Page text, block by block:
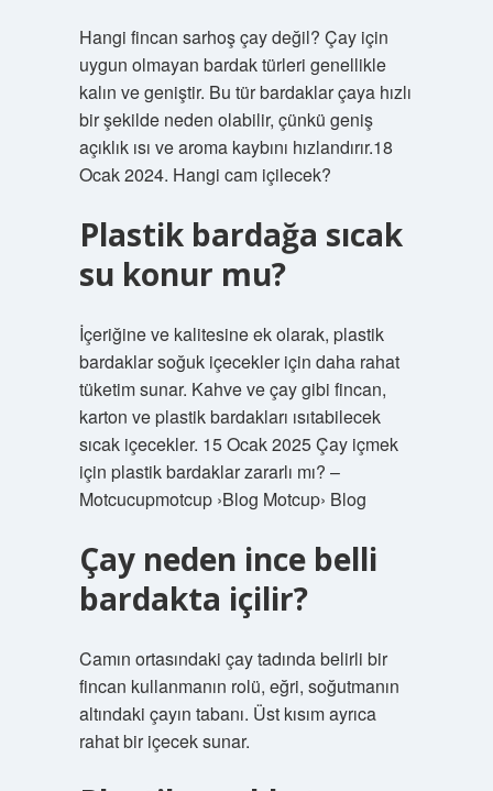
Hangi fincan sarhoş çay değil? Çay için
uygun olmayan bardak türleri genellikle
kalın ve geniştir. Bu tür bardaklar çaya hızlı
bir şekilde neden olabilir, çünkü geniş
açıklık ısı ve aroma kaybını hızlandırır.18
Ocak 2024. Hangi cam içilecek?
Plastik bardağa sıcak
su konur mu?
İçeriğine ve kalitesine ek olarak, plastik
bardaklar soğuk içecekler için daha rahat
tüketim sunar. Kahve ve çay gibi fincan,
karton ve plastik bardakları ısıtabilecek
sıcak içecekler. 15 Ocak 2025 Çay içmek
için plastik bardaklar zararlı mı? –
Motcucupmotcup ›Blog Motcup› Blog
Çay neden ince belli
bardakta içilir?
Camın ortasındaki çay tadında belirli bir
fincan kullanmanın rolü, eğri, soğutmanın
altındaki çayın tabanı. Üst kısım ayrıca
rahat bir içecek sunar.